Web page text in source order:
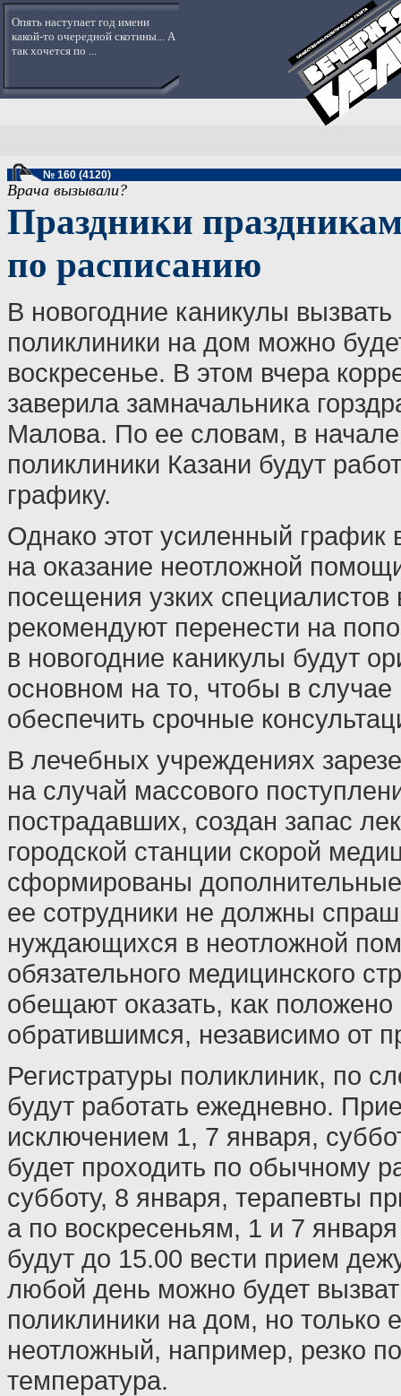
Опять наступает год имени
какой-то очередной скотины... А
так хочется по ...
№ 160 (4120)
Врача вызывали?
Праздники
по расписанию
В новогодние каникулы вызвать
поликлиники на дом можно
воскресенье. В этом вчера
заверила замначальника
Малова. По ее словам, в
поликлиники Казани будут
графику.
Однако этот усиленный график
на оказание неотложной
посещения узких специалистов
рекомендуют перенести на
в новогодние каникулы будут
основном на то, чтобы в
обеспечить срочные
В лечебных учреждениях
на случай массового
пострадавших, создан запас
городской станции скорой
сформированы
ее сотрудники не должны
нуждающихся в неотложной
обязательного медицинского
обещают оказать, как положено
обратившимся, независимо от
Регистратуры поликлиник, по
будут работать ежедневно.
исключением 1, 7 января,
будет проходить по обычному
субботу, 8 января, терапевты
а по воскресеньям, 1 и 7
будут до 15.00 вести прием
любой день можно будет
поликлиники на дом, но только
неотложный, например, резко
температура.